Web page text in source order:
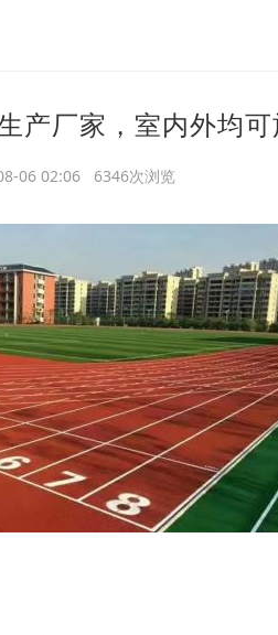
产厂家，室内外均
06 02:06 6346次浏览